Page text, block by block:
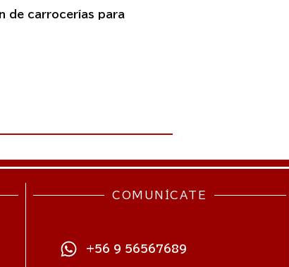
de carrocerías para
COMUNÍCATE
+56 9 56567689